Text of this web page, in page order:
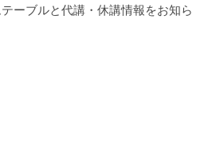
ーブルと代講・休講情報をお知ら